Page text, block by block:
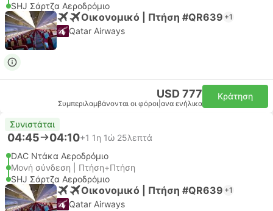
SHJ Σάρτζα Αεροδρόμιο
Οικονομικό | Πτήση #QR639 +1
Qatar Airways
USD 777
Συμπεριλαμβάνονται οι φόροι ανα ενήλικα
Κράτηση
Συνιστάται
04:45 04:10+1 1η 1ώ 25λεπτά
DAC Ντάκα Αεροδρόμιο
Μονή σύνδεση | Πτήση+Πτήση
SHJ Σάρτζα Αεροδρόμιο
Οικονομικό | Πτήση #QR639 +1
Qatar Airways